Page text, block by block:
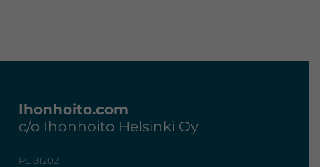
Ihonhoito.com
c/o Ihonhoito Helsinki Oy
PL 81202